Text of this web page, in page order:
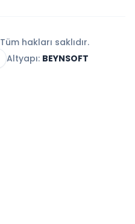
hakları saklıdır.
Altyapı: BEYNSOFT